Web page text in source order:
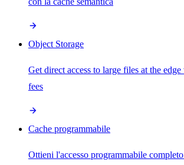
Object Storage
Get direct access to large files at the
fees
Cache programmabile
Ottieni l'accesso programmabile completo